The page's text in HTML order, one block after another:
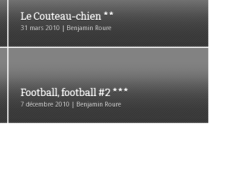
Le Couteau-chien **
31 mars 2010 | Benjamin Roure
Football, football #2 ***
7 décembre 2010 | Benjamin Roure